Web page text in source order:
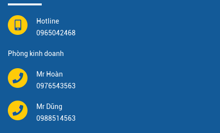
Hotline
0965042468
Phòng kinh doanh
Mr Hoàn
0976543563
Mr Dũng
0988514563